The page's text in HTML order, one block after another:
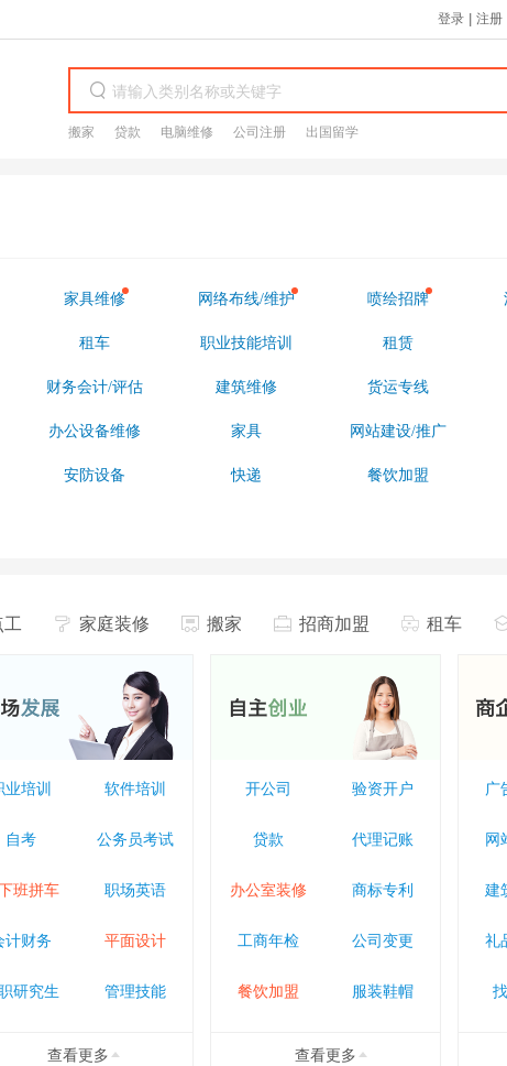
登录 注册
搬家 贷款 电脑维修 公司注册 出国留学
家具维修 网络布线/维护 喷绘招牌
租车 职业技能培训 租赁
财务会计/评估 建筑维修 货运专线
办公设备维修 家具 网站建设/推广
安防设备 快递 餐饮加盟
工 家庭装修 搬家 招商加盟 租车
业培训 软件培训
自考 公务员考试
班拼车 职场英语
计财务 平面设计
研究生 管理技能
查看更多
开公司 验资开户
贷款 代理记账
办公室装修 商标专利
工商年检 公司变更
餐饮加盟 服装鞋帽
查看更多
广
网
建
礼